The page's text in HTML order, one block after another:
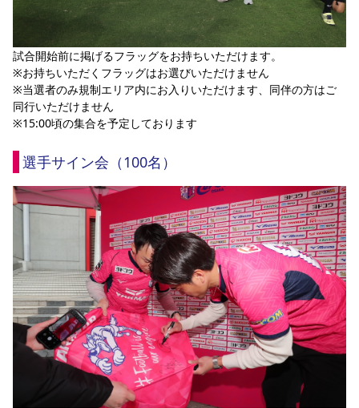
試合開始前に掲げるフラッグをお持ちいただけます。
※お持ちいただくフラッグはお選びいただけません
※当選者のみ規制エリア内にお入りいただけます、同伴の方はご
同行いただけません
※15:00頃の集合を予定しております
選手サイン会（100名）